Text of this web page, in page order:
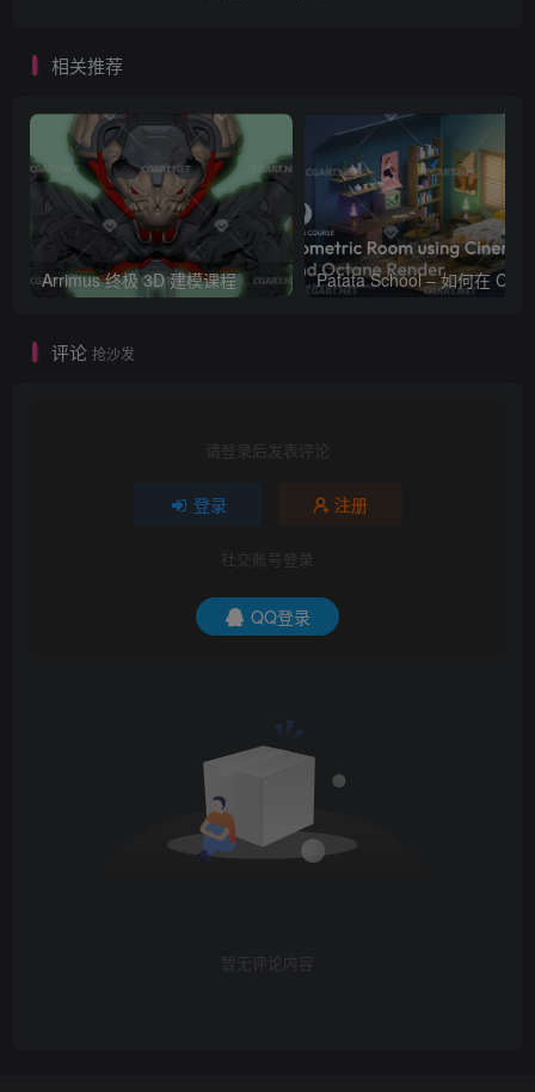
相关推荐
Arrimus 终极 3D 建模课程
评论 抢沙发
请登录后发表评论
登录 注册
社交账号登录
QQ登录
暂无评论内容